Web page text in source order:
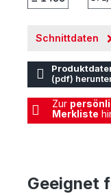
Schnittdaten
(pdf)
Zur
Merkliste
Geeignet